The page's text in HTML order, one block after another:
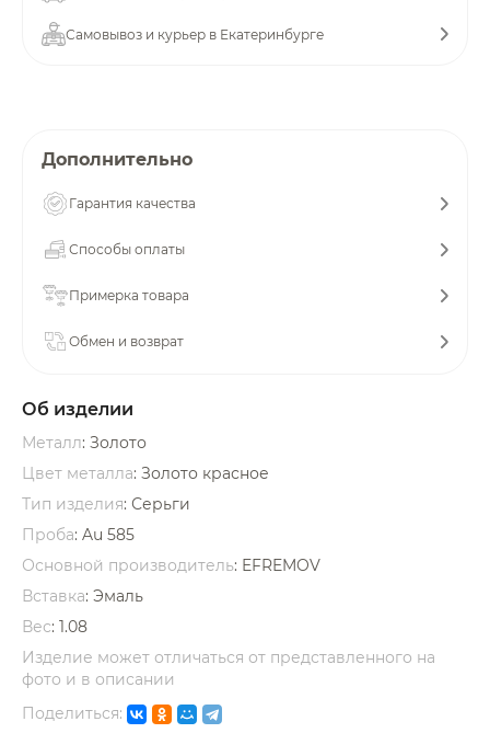
Самовывоз и курьер в Екатеринбурге
Дополнительно
Гарантия качества
Способы оплаты
Примерка товара
Обмен и возврат
Об изделии
Металл: Золото
Цвет металла: Золото красное
Тип изделия: Серьги
Проба: Au 585
Основной производитель: EFREMOV
Вставка: Эмаль
Вес: 1.08
Изделие может отличаться от представленного на
фото и в описании
Поделиться:
об оплате Плайтом
недели
раз в 2 недели
8 800 302-02-51